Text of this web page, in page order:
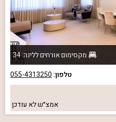
מקסימום אורחים ללינה: 34
טלפון: 055-4313250
אמצ״שלא עודכן